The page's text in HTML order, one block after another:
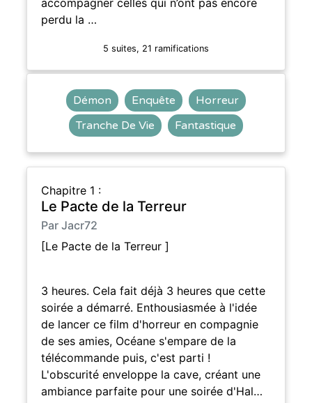
perdu la …
5 suites, 21 ramifications
Démon Enquête
Horreur
Tranche De Vie
Fantastique
Chapitre 1 :
Le Pacte de la Terreur
Par Jacr72
[Le Pacte de la Terreur ]
3 heures. Cela fait déjà 3 heures que cette
soirée a démarré. Enthousiasmée à l'idée
de lancer ce film d'horreur en compagnie
de ses amies, Océane s'empare de la
télécommande puis, c'est parti !
L'obscurité enveloppe la cave, créant une
ambiance parfaite pour une soirée d'Hal…